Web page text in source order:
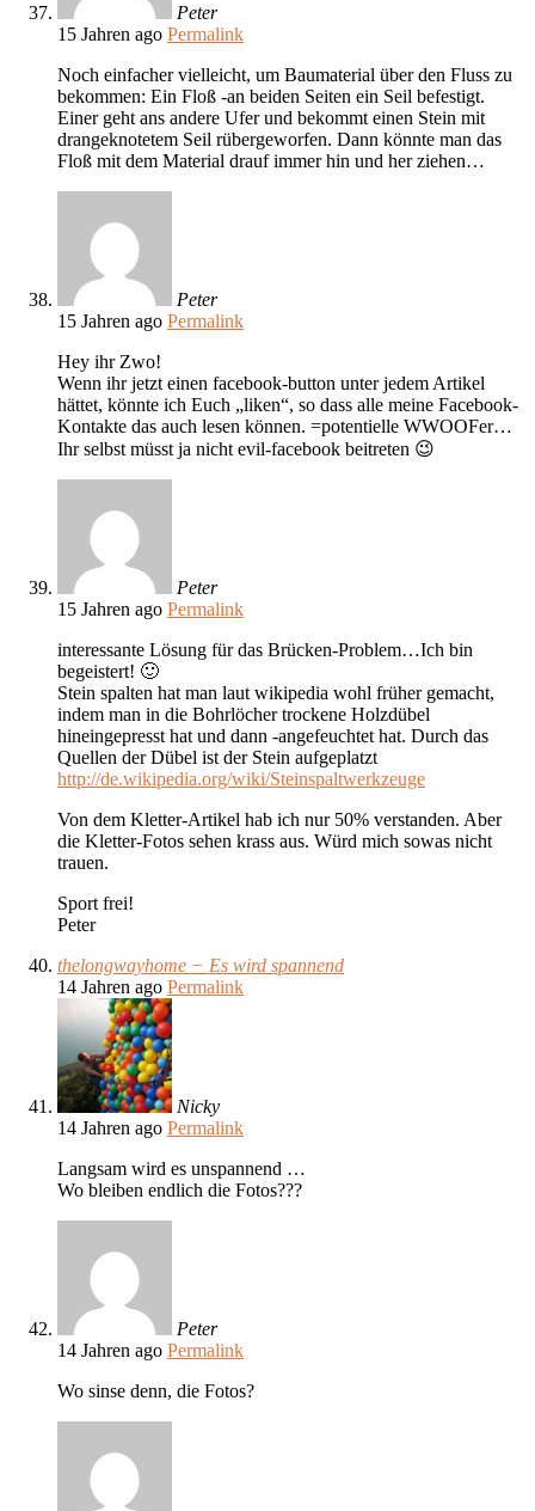
Peter
15 Jahren ago Permalink
Noch einfacher vielleicht, um Baumaterial über den Fluss zu
bekommen: Ein Floß -an beiden Seiten ein Seil befestigt.
Einer geht ans andere Ufer und bekommt einen Stein mit
drangeknotetem Seil rübergeworfen. Dann könnte man das
Floß mit dem Material drauf immer hin und her ziehen…
Peter
15 Jahren ago Permalink
Hey ihr Zwo!
Wenn ihr jetzt einen facebook-button unter jedem Artikel
hättet, könnte ich Euch „liken“, so dass alle meine Facebook-
Kontakte das auch lesen können. =potentielle WWOOFer…
Ihr selbst müsst ja nicht evil-facebook beitreten 😉
Peter
15 Jahren ago Permalink
interessante Lösung für das Brücken-Problem…Ich bin
begeistert! 🙂
Stein spalten hat man laut wikipedia wohl früher gemacht,
indem man in die Bohrlöcher trockene Holzdübel
hineingepresst hat und dann -angefeuchtet hat. Durch das
Quellen der Dübel ist der Stein aufgeplatzt
http://de.wikipedia.org/wiki/Steinspaltwerkzeuge
Von dem Kletter-Artikel hab ich nur 50% verstanden. Aber
die Kletter-Fotos sehen krass aus. Würd mich sowas nicht
trauen.
Sport frei!
Peter
thelongwayhome − Es wird spannend
14 Jahren ago Permalink
Nicky
14 Jahren ago Permalink
Langsam wird es unspannend …
Wo bleiben endlich die Fotos???
Peter
14 Jahren ago Permalink
Wo sinse denn, die Fotos?